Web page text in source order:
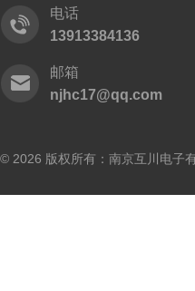
电话
13913384136
邮箱
njhc17@qq.com
© 2026 版权所有：南京互川电子